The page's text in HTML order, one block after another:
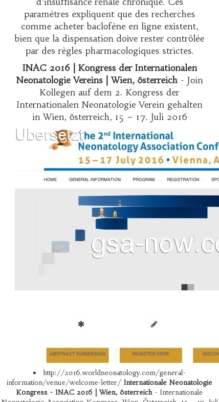
paramètres expliquent que des recherches
comme acheter baclofène en ligneexistent,
bien que la dispensation doive rester contrôlée
par des règles pharmacologiques strictes.
INAC 2016 | Kongress der Internationalen
Neonatologie Vereins | Wien, österreich - Join
Kollegen auf dem 2. Kongress der
Internationalen Neonatologie Verein gehalten
in Wien, österreich, 15 – 17. Juli 2016
http://2016.worldneonatology.com/general-
information/venue/welcome-letter/ Internationale Neonatologie
Kongress - INAC 2016 | Wien, österreich- Internationale